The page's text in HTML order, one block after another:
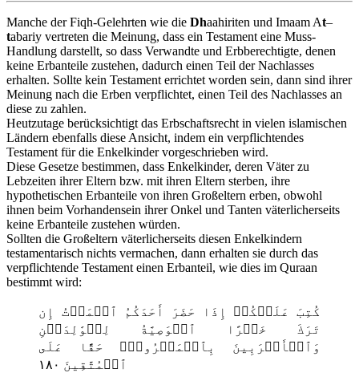
Manche der Fiqh-Gelehrten wie die Dhaahiriten und Imaam At–
tabariy vertreten die Meinung, dass ein Testament eine Muss-
Handlung darstellt, so dass Verwandte und Erbberechtigte, denen
keine Erbanteile zustehen, dadurch einen Teil der Nachlasses
erhalten. Sollte kein Testament errichtet worden sein, dann sind ihrer
Meinung nach die Erben verpflichtet, einen Teil des Nachlasses an
diese zu zahlen.
Heutzutage berücksichtigt das Erbschaftsrecht in vielen islamischen
Ländern ebenfalls diese Ansicht, indem ein verpflichtendes
Testament für die Enkelkinder vorgeschrieben wird.
Diese Gesetze bestimmen, dass Enkelkinder, deren Väter zu
Lebzeiten ihrer Eltern bzw. mit ihren Eltern sterben, ihre
hypothetischen Erbanteile von ihren Großeltern erben, obwohl
ihnen beim Vorhandensein ihrer Onkel und Tanten väterlicherseits
keine Erbanteile zustehen würden.
Sollten die Großeltern väterlicherseits diesen Enkelkindern
testamentarisch nichts vermachen, dann erhalten sie durch das
verpflichtende Testament einen Erbanteil, wie dies im Quraan
bestimmt wird:
كُتِبَ عَلَيۡكُمۡ إِذَا حَضَرَ أَحَدَكُمُ ٱلۡمَوۡتُ إِن
تَرَكَ خَيۡرًا ٱلۡوَصِيَّةُ لِلۡوَٰلِدَيۡنِ
وَٱلۡأَقۡرَبِينَ بِٱلۡمَعۡرُوفِۖ حَقًّا عَلَى
ٱلۡمُتَّقِينَ ١٨٠